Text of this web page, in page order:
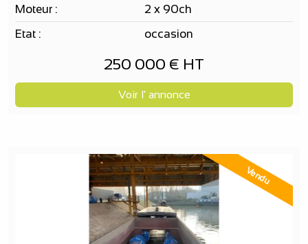
Moteur :
2 x 90ch
Etat :
occasion
250 000 € HT
Voir l' annonce
Vendu